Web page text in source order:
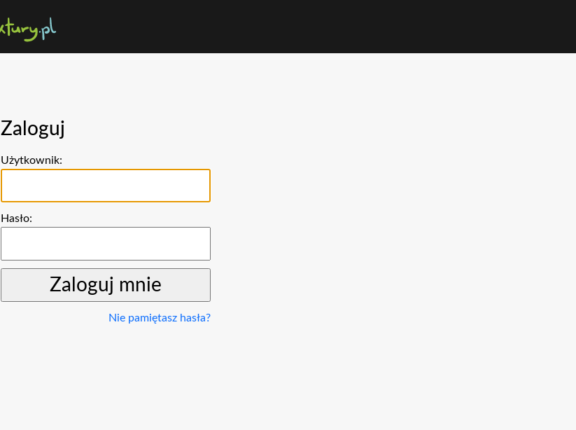
Zaloguj
Użytkownik:
Hasło:
Nie pamiętasz hasła?